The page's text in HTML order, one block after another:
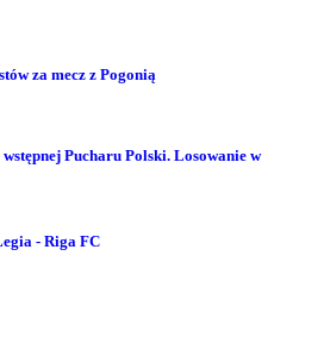
za mecz z Pogonią
Pucharu Polski. Losowanie w
- Riga FC